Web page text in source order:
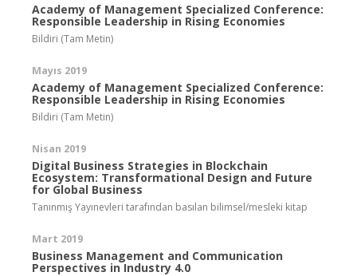
Academy of Management Specialized Conference:
Responsible Leadership in Rising Economies
Bildiri (Tam Metin)
Mayıs 2019
Academy of Management Specialized Conference:
Responsible Leadership in Rising Economies
Bildiri (Tam Metin)
Nisan 2019
Digital Business Strategies in Blockchain
Ecosystem: Transformational Design and Future
for Global Business
Tanınmış Yayınevleri tarafından basılan bilimsel/mesleki kitap
Mart 2019
Business Management and Communication
Perspectives in Industry 4.0